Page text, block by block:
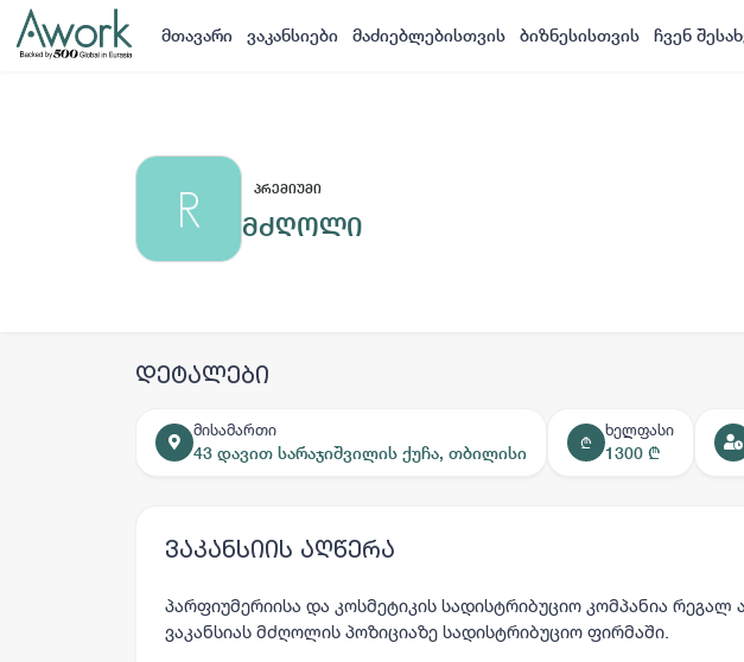
მთავარი ვაკანსიები მაძიებლებისთვის ბიზნესისთვის ჩვენ
ᲞᲠᲔᲛᲘᲣᲛᲘ
მძღოლი
დეტალები
მისამართი
43 დავით სარაჯიშვილის ქუჩა, თბილისი
₾
ხელფასი
1300 ₾
ვაკანსიის აღწერა
პარფიუმერიისა და კოსმეტიკის სადისტრიბუციო კომპანია რეგალ
ვაკანსიას მძღოლის პოზიციაზე სადისტრიბუციო ფირმაში.